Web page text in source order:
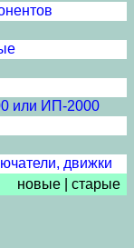
или ИП-2000
движки
новые старые